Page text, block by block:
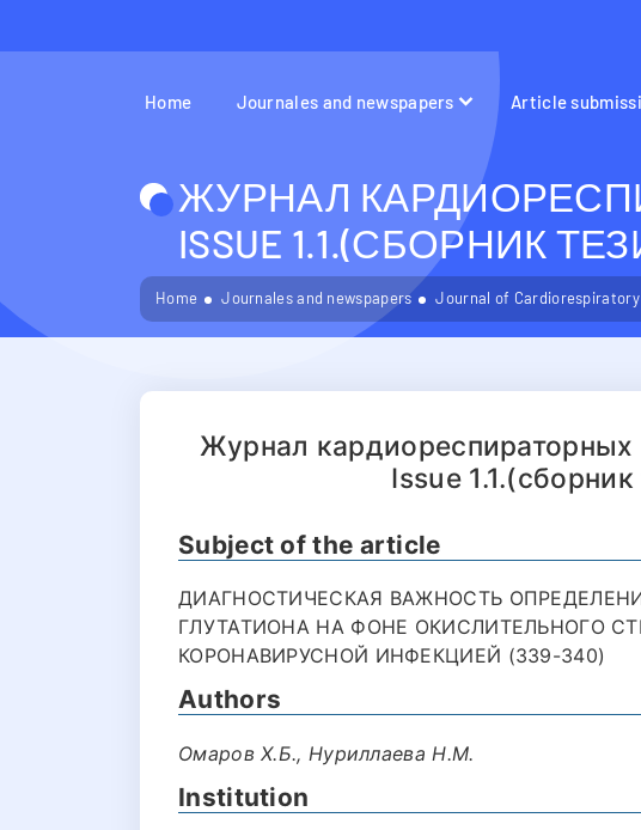
Home Journales and newspapers Article
ЖУРНАЛ
ISSUE 1.1.(СБОРНИК
Home Journales and newspapers Journal of Cardiorespiratory
Журнал кардиореспираторных
Issue 1.1.(сборник
Subject of the article
ДИАГНОСТИЧЕСКАЯ ВАЖНОСТЬ
ГЛУТАТИОНА НА ФОНЕ ОКИСЛИТЕЛЬНОГО
КОРОНАВИРУСНОЙ ИНФЕКЦИЕЙ (339-340)
Authors
Омаров Х.Б., Нуриллаева Н.М.
Institution